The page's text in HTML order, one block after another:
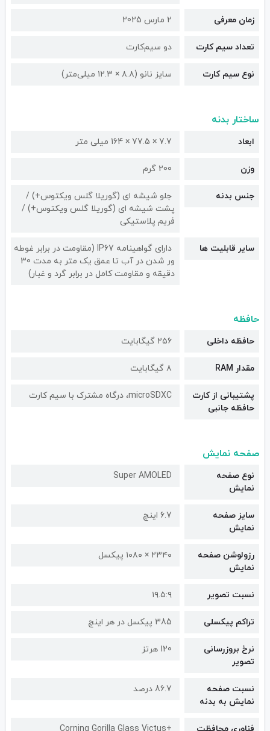
زمان معرفی 2 مارس 2025
تعداد سیم کارت دو سیم‌کارت
نوع سیم کارت سایز نانو (۸.۸ × ۱۲.۳ میلی‌متر)
ساختار بدنه
ابعاد 7.7 × 77.5 × 164 میلی متر
وزن 200 گرم
جنس بدنه
جلو شیشه ای (گوریلا گلس ویکتوس+) /
پشت شیشه ای (گوریلا گلس ویکتوس+) /
فریم پلاستیکی
سایر قابلیت ها
دارای گواهینامه IP67 (مقاومت در برابر غوطه
ور شدن در آب تا عمق یک متر به مدت 30
دقیقه و مقاومت کامل در برابر گرد و غبار)
حافظه
حافظه داخلی ۲۵۶ گیگابایت
مقدار RAM ۸ گیگابایت
پشتیبانی از کارت
حافظه جانبی
microSDXC، درگاه مشترک با سیم کارت
صفحه نمایش
نوع صفحه
نمایش
Super AMOLED
سایز صفحه
نمایش
6.7 اینچ
رزولوشن صفحه
نمایش
۲۳۴۰ × ۱۰۸۰ پیکسل
نسبت تصویر ۱۹.۵:۹
تراکم پیکسلی 385 پیکسل در هر اینچ
نرخ بروزرسانی
تصویر
120 هرتز
نسبت صفحه
نمایش به بدنه
86.7 درصد